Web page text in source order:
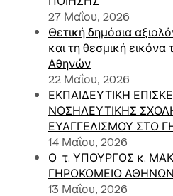
27 Μαΐου, 2026
Θετική δημόσια
και τη θεσμική εικόνα
Αθηνών
22 Μαΐου, 2026
ΕΚΠΑΙΔΕΥΤΙΚΗ
ΝΟΣΗΛΕΥΤΙΚΗΣ
ΕΥΑΓΓΕΛΙΣΜΟΥ ΣΤΟ
14 Μαΐου, 2026
Ο τ. ΥΠΟΥΡΓΟΣ κ.
ΓΗΡΟΚΟΜΕΙΟ ΑΘΗΝΩΝ
13 Μαΐου, 2026